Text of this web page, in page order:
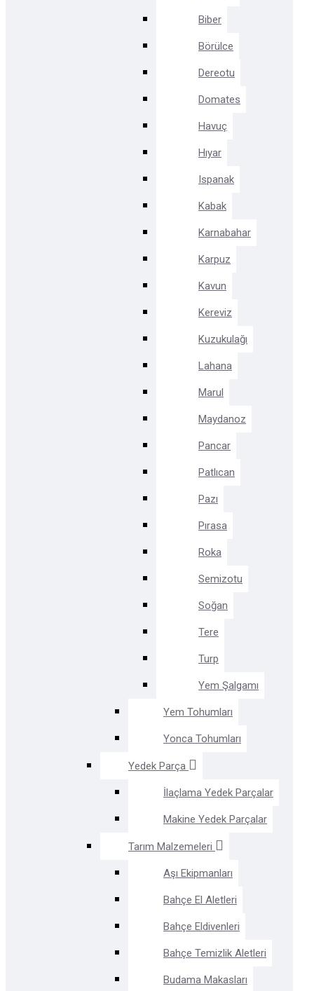
Biber
Börülce
Dereotu
Domates
Havuç
Hıyar
Ispanak
Kabak
Karnabahar
Karpuz
Kavun
Kereviz
Kuzukulağı
Lahana
Marul
Maydanoz
Pancar
Patlıcan
Pazı
Pırasa
Roka
Semizotu
Soğan
Tere
Turp
Yem Şalgamı
Yem Tohumları
Yonca Tohumları
Yedek Parça
İlaçlama Yedek Parçalar
Makine Yedek Parçalar
Tarım Malzemeleri
Aşı Ekipmanları
Bahçe El Aletleri
Bahçe Eldivenleri
Bahçe Temizlik Aletleri
Budama Makasları